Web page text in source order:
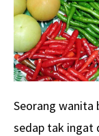
Seorang wanita
sedap tak ingat